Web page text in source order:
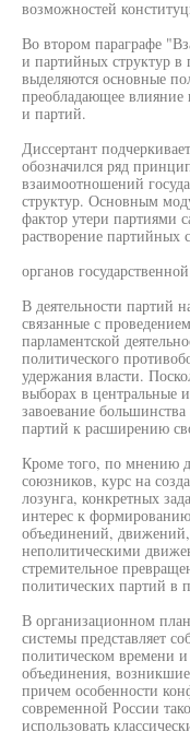
возможностей
Во втором параграфе
и партийных структур
выделяются основные
преобладающее
и партий.
Диссертант
обозначился ряд
взаимоотношений
структур. Основным
фактор утери партиями
растворение партийных
органов
В деятельности партий
связанные с
парламентской
политического
удержания власти.
выборах в центральные
завоевание
партий к расширению
Кроме того, по мнению
союзников, курс на
лозунга, конкретных
интерес к
объединений,
неполитическими
стремительное
политических партий в
В организационном
системы представляет
политическом времени
объединения,
причем особенности
современной России
использовать